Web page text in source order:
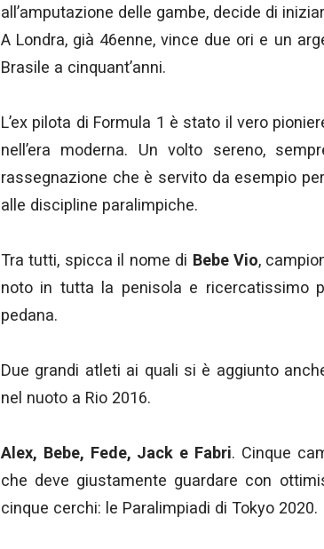
all’amputazione delle gambe, decide di
A Londra, già 46enne, vince due ori e un
Brasile a cinquant’anni.
L’ex pilota di Formula 1 è stato il vero
nell’era moderna. Un volto sereno,
rassegnazione che è servito da esempio
alle discipline paralimpiche.
Tra tutti, spicca il nome di Bebe Vio,
noto in tutta la penisola e ricercatissimo
pedana.
Due grandi atleti ai quali si è aggiunto
nel nuoto a Rio 2016.
Alex, Bebe, Fede, Jack e Fabri. Cinque
che deve giustamente guardare con
cinque cerchi: le Paralimpiadi di Tokyo 2020.